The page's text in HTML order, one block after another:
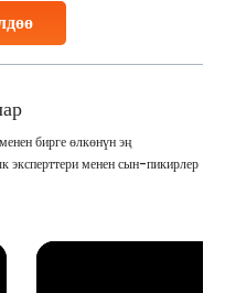
бирге өлкөнүн эң
эксперттери менен сын-пикирлер